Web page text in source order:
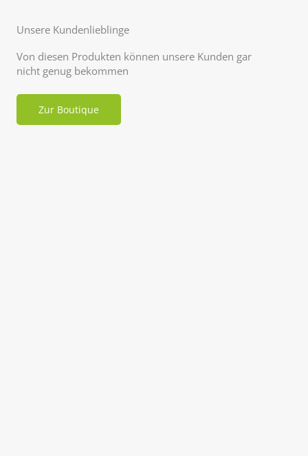
Unsere Kundenlieblinge
Von diesen Produkten können unsere Kunden gar
nicht genug bekommen
Zur Boutique